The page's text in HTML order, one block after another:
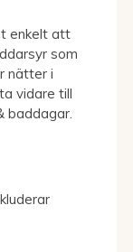
enkelt att
som
nätter i
vidare till
baddagar.